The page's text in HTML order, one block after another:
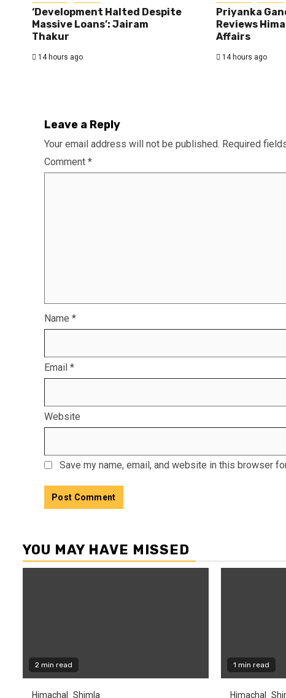
‘Development Halted Despite
Massive Loans’: Jairam
Thakur
14 hours ago
Priyanka
Reviews
Affairs
14 hours ago
Leave a Reply
Your email address will not be published. Required
Comment *
Name *
Email *
Website
Save my name, email, and website in this browser
YOU MAY HAVE MISSED
2 min read
Himachal Shimla
1 min read
Himachal